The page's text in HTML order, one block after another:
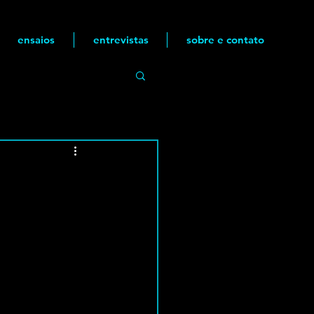
ensaios entrevistas sobre e contato